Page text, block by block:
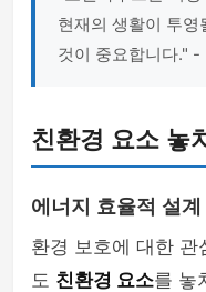
현재의 생활이 투
것이 중요합니다."
친환경 요소 놓
에너지 효율적 설계
환경 보호에 대한 관
도 친환경 요소를 놓